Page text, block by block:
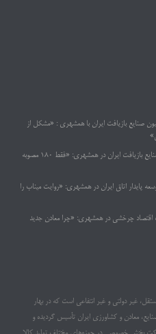
صنایع بازیافت ایران با همشهری : «مشکل از
یادداشت ویژه هفته محیط‌زیست رئیس فدراسیون صنایع بازیافت ایران در همشهری: «فقط ۱۸۰ مصوبه
پایدار اتاق ایران در همشهری: «روایت میناب را
اقتصاد چرخشی در همشهری: «چرا معادن جدید
غیر دولتی و غیر انتفاعی است که در بهار
اتاق بازرگانی، صنایع، معادن و کشاورزی ایران تأسیس گردیده و